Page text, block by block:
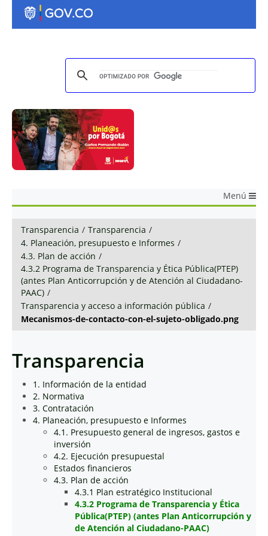
Menú
Transparencia / Transparencia /
4. Planeación, presupuesto e Informes /
4.3. Plan de acción /
4.3.2 Programa de Transparencia y Ética Pública(PTEP)
(antes Plan Anticorrupción y de Atención al Ciudadano-
PAAC) /
Transparencia y acceso a información pública /
Mecanismos-de-contacto-con-el-sujeto-obligado.png
Transparencia
1. Información de la entidad
2. Normativa
3. Contratación
4. Planeación, presupuesto e Informes
4.1. Presupuesto general de ingresos, gastos e
inversión
4.2. Ejecución presupuestal
Estados financieros
4.3. Plan de acción
4.3.1 Plan estratégico Institucional
4.3.2 Programa de Transparencia y Ética
Pública(PTEP) (antes Plan Anticorrupción y
de Atención al Ciudadano-PAAC)